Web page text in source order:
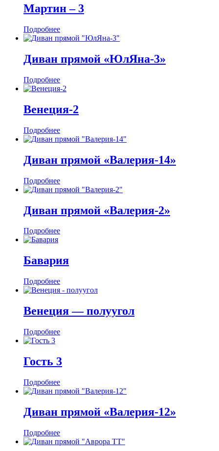
Мартин ‒ 3
Подробнее
Диван прямой «ЮлЯна-3»
Подробнее
Венеция-2
Подробнее
Диван прямой «Валерия-14»
Подробнее
Диван прямой «Валерия-2»
Подробнее
Бавария
Подробнее
Венеция — полуугол
Подробнее
Гость 3
Подробнее
Диван прямой «Валерия-12»
Подробнее